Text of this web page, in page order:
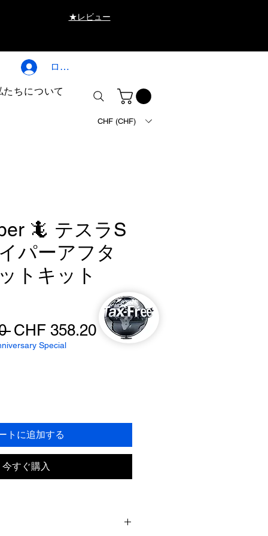
★レビュー
ログイン
たちについて
CHF (CHF)
🦎 テスラS
パーアフタ
トキット
通
常
CHF 358.20セ
Special
トに追加する
今すぐ購入